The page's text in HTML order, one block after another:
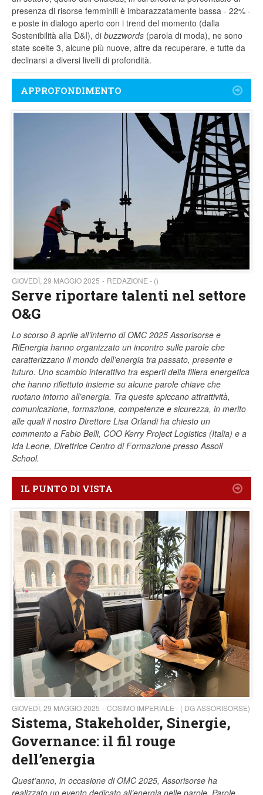
presenza di risorse femminili è imbarazzatamente bassa - 22% -
e poste in dialogo aperto con i trend del momento (dalla
Sostenibilità alla D&I), di buzzwords (parola di moda), ne sono
state scelte 3, alcune più nuove, altre da recuperare, e tutte da
declinarsi a diversi livelli di profondità.
APPROFONDIMENTO
GIOVEDÌ, 29 MAGGIO 2025 REDAZIONE - ()
Serve riportare talenti nel settore
O&G
Lo scorso 8 aprile all’interno di OMC 2025 Assorisorse e
RiEnergia hanno organizzato un incontro sulle parole che
caratterizzano il mondo dell’energia tra passato, presente e
futuro. Uno scambio interattivo tra esperti della filiera energetica
che hanno riflettuto insieme su alcune parole chiave che
ruotano intorno all’energia. Tra queste spiccano attrattività,
comunicazione, formazione, competenze e sicurezza, in merito
alle quali il nostro Direttore Lisa Orlandi ha chiesto un
commento a Fabio Belli, COO Kerry Project Logistics (Italia) e a
Ida Leone, Direttrice Centro di Formazione presso Assoil
School.
IL PUNTO DI VISTA
GIOVEDÌ, 29 MAGGIO 2025 COSIMO IMPERIALE - ( DG ASSORISORSE)
Sistema, Stakeholder, Sinergie,
Governance: il fil rouge
dell’energia
Quest’anno, in occasione di OMC 2025, Assorisorse ha